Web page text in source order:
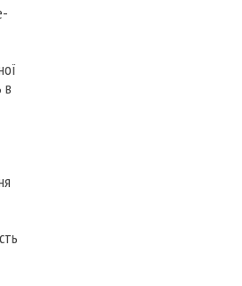
в